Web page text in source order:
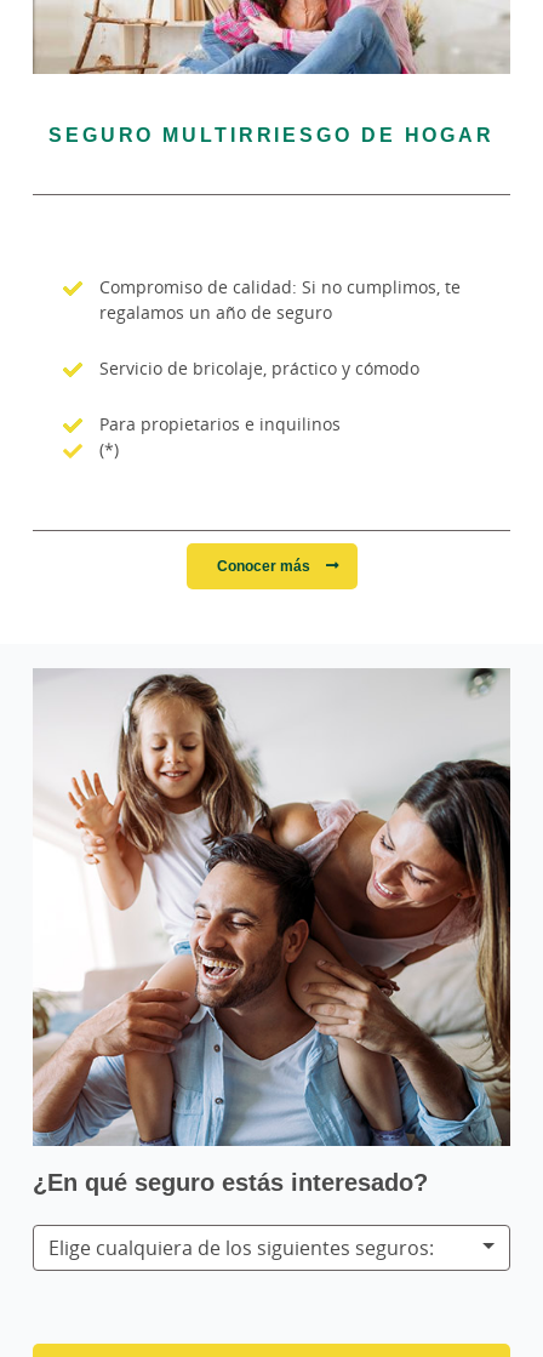
SEGURO MULTIRRIESGO DE HOGAR
Compromiso de calidad: Si no cumplimos, te
regalamos un año de seguro
Servicio de bricolaje, práctico y cómodo
Para propietarios e inquilinos
(*)
Conocer más
¿En qué seguro estás interesado?
Elige cualquiera de los siguientes seguros: